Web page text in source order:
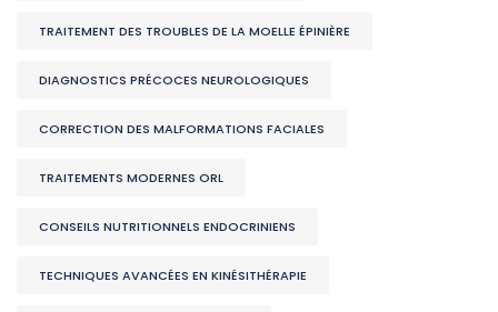
TRAITEMENT DES TROUBLES DE LA MOELLE ÉPINIÈRE
DIAGNOSTICS PRÉCOCES NEUROLOGIQUES
CORRECTION DES MALFORMATIONS FACIALES
TRAITEMENTS MODERNES ORL
CONSEILS NUTRITIONNELS ENDOCRINIENS
TECHNIQUES AVANCÉES EN KINÉSITHÉRAPIE